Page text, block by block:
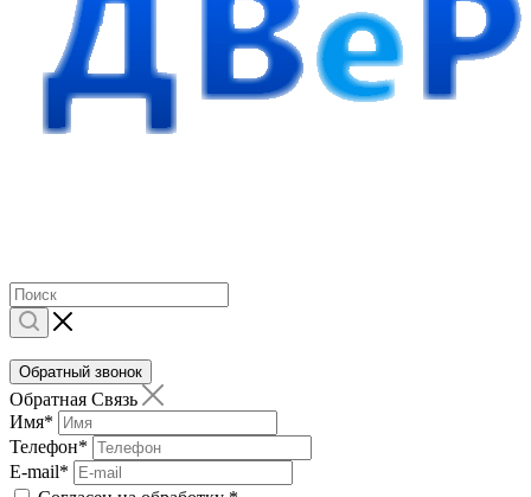
Обратный звонок
Обратная Связь
Имя*
Телефон*
E-mail*